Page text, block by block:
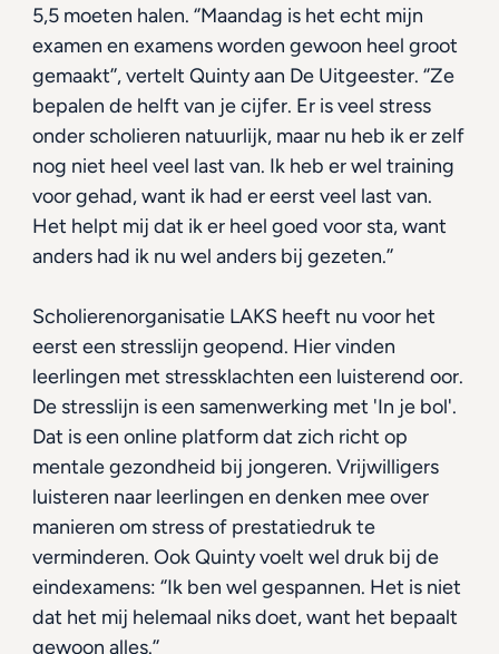
5,5 moeten halen. ‘’Maandag is het echt mijn
examen en examens worden gewoon heel groot
gemaakt’’, vertelt Quinty aan De Uitgeester. ‘’Ze
bepalen de helft van je cijfer. Er is veel stress
onder scholieren natuurlijk, maar nu heb ik er zelf
nog niet heel veel last van. Ik heb er wel training
voor gehad, want ik had er eerst veel last van.
Het helpt mij dat ik er heel goed voor sta, want
anders had ik nu wel anders bij gezeten.’’
Scholierenorganisatie LAKS heeft nu voor het
eerst een stresslijn geopend. Hier vinden
leerlingen met stressklachten een luisterend oor.
De stresslijn is een samenwerking met 'In je bol'.
Dat is een online platform dat zich richt op
mentale gezondheid bij jongeren. Vrijwilligers
luisteren naar leerlingen en denken mee over
manieren om stress of prestatiedruk te
verminderen. Ook Quinty voelt wel druk bij de
eindexamens: ‘’Ik ben wel gespannen. Het is niet
dat het mij helemaal niks doet, want het bepaalt
gewoon alles.’’